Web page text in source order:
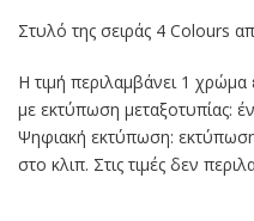
Στυλό της σειράς 4 Colours
Η τιμή περιλαμβάνει 1
με εκτύπωση μεταξοτυπίας:
Ψηφιακή εκτύπωση:
στο κλιπ. Στις τιμές δεν